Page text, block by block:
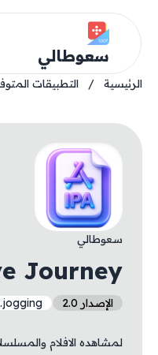
سعوطالي
الرئيسية / التطبيقات
سعوطالي
Journey
الإصدار 2.0
لمشاهده الافلام